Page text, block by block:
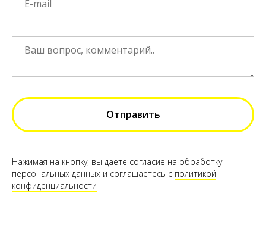
Отправить
Нажимая на кнопку, вы даете согласие на обработку
персональных данных и соглашаетесь c политикой
конфиденциальности